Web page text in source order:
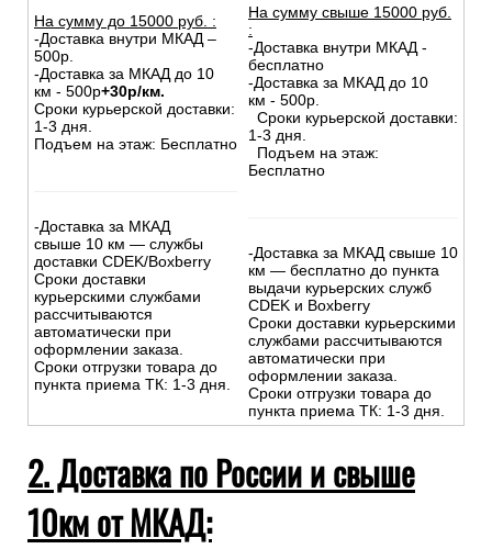
На сумму до 15000 руб. :
-Доставка внутри МКАД –
500р.
-Доставка за МКАД до 10
км - 500р+30р/км.
Сроки курьерской доставки:
1-3 дня.
Подъем на этаж: Бесплатно
-Доставка за МКАД
свыше 10 км — службы
доставки CDEK/Boxberry
Сроки доставки
курьерскими службами
рассчитываются
автоматически при
оформлении заказа.
Сроки отгрузки товара до
пункта приема ТК: 1-3 дня.
На сумму свыше 15000 руб.
:
-Доставка внутри МКАД -
бесплатно
-Доставка за МКАД до 10
км - 500р.
Сроки курьерской доставки:
1-3 дня.
Подъем на этаж:
Бесплатно
-Доставка за МКАД свыше 10
км — бесплатно до пункта
выдачи курьерских служб
CDEK и Boxberry
Сроки доставки курьерскими
службами рассчитываются
автоматически при
оформлении заказа.
Сроки отгрузки товара до
пункта приема ТК: 1-3 дня.
2. Доставка по России и свыше
10км от МКАД: